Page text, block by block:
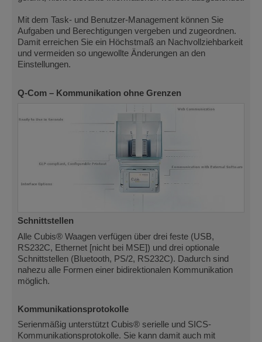
Mit dem Task- und Benutzer-Management können Sie
Aufgaben und Berechtigungen vergeben und zugeordnen.
Damit erreichen Sie ein Höchstmaß an Nachvollziehbarkeit
und vermeiden so ungewollte Änderungen an den
Einstellungen.
Q-Com – Kommunikation ohne Grenzen
Schnittstellen
Alle Cubis® Waagen verfügen über drei feste (USB,
RS232C, Ethernet [nicht bei MSE]) und drei optionale
Schnittstellen (Bluetooth, PS/2, RS232C). Dadurch sind
nahezu alle Formen einer bidirektionalen Kommunikation
möglich.
Kommunikationsprotokolle
Serienmäßig unterstützt Cubis® serielle und SICS-
Kommunikationsprotokolle. Sie kann damit auch mit